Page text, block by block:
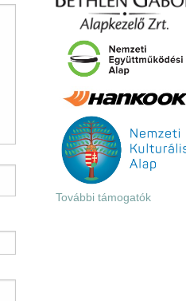
További támogatók